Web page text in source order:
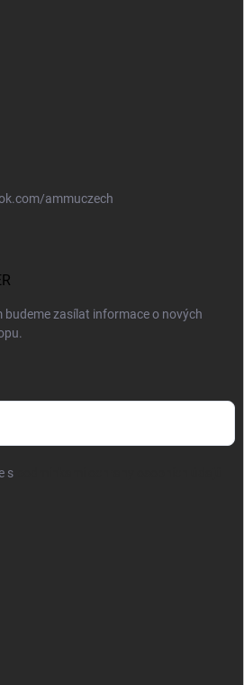
ammuczech
budeme zasílat informace o nových
s